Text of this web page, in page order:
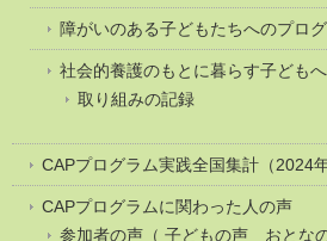
障がいのある子どもたちへのプロ
社会的養護のもとに暮らす子ども
取り組みの記録
CAPプログラム実践全国集計（2024
CAPプログラムに関わった人の声
参加者の声（ 子どもの声 おとなの